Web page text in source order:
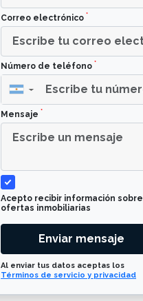
Correo electrónico *
Número de teléfono *
▼
Mensaje *
Acepto recibir información sobre
ofertas inmobiliarias
Enviar mensaje
Al enviar tus datos aceptas los
Términos de servicio y privacidad